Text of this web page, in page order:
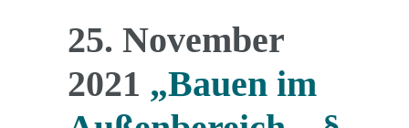
25. November
2021 „Bauen im